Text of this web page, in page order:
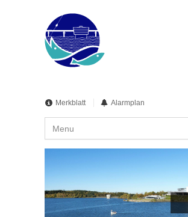
Merkblatt Alarmplan